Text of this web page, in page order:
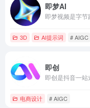
即梦AI
3D AI提示词 # AIGC
即创
电商设计 # AIGC